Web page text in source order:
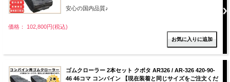
安心の国内品質♪
価格： 102,800円(税込)
ゴムクローラー 2本セット クボタ AR326 / AR-326 420-90-
46 46コマ コンバイン 【現在装着と同じサイズをご注文くだ